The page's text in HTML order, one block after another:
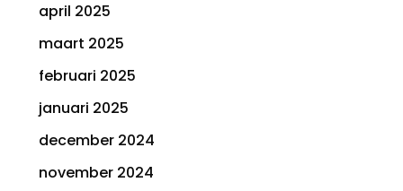
april 2025
maart 2025
februari 2025
januari 2025
december 2024
november 2024